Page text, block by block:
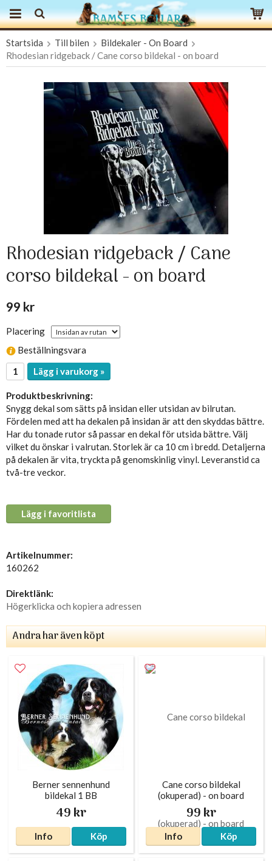
Produkten har blivit tillagd i varukorgen
Startsida Till bilen
Bildekaler - On Board
Rhodesian ridgeback / Cane corso bildekal - on board
Rhodesian ridgeback / Cane
corso bildekal - on board
99 kr
Placering
Beställningsvara
Lägg i varukorg »
Produktbeskrivning:
Snygg dekal som sätts på insidan eller utsidan av bilrutan.
Fördelen med att ha dekalen på insidan är att den skyddas bättre.
Har du tonade rutor så passar en dekal för utsida bättre. Välj
vilket du önskar i valrutan. Storlek är ca 10 cm i bredd. Detaljerna
på dekalen är vita, tryckta på genomskinlig vinyl. Leveranstid ca
två-tre veckor.
Lägg i favoritlista
Artikelnummer:
160262
Direktlänk:
Högerklicka och kopiera adressen
Andra har även köpt
Berner sennenhund
bildekal 1 BB
49 kr
Info Köp
Cane corso bildekal
(okuperad) - on board
99 kr
Info Köp